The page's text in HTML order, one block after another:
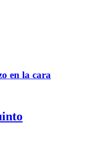
en la cara